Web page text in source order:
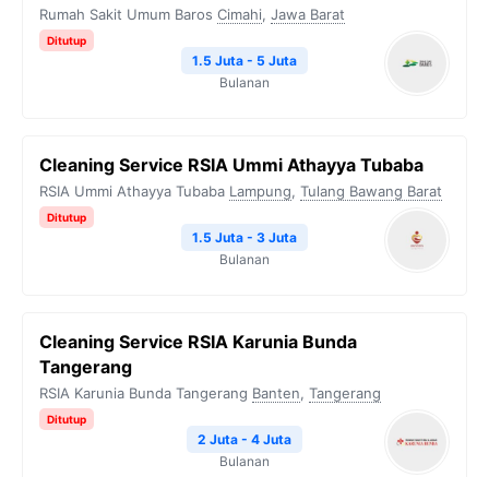
Rumah Sakit Umum Baros Cimahi, Jawa Barat
Ditutup
1.5 Juta - 5 Juta
Bulanan
Cleaning Service RSIA Ummi Athayya Tubaba
RSIA Ummi Athayya Tubaba Lampung, Tulang Bawang Barat
Ditutup
1.5 Juta - 3 Juta
Bulanan
Cleaning Service RSIA Karunia Bunda
Tangerang
RSIA Karunia Bunda Tangerang Banten, Tangerang
Ditutup
2 Juta - 4 Juta
Bulanan